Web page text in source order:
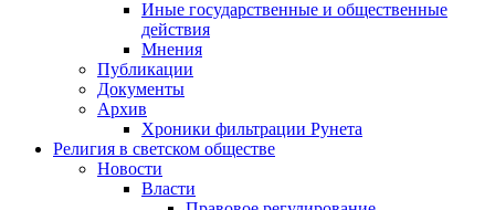
Иные государственные и общественные
действия
Мнения
Публикации
Документы
Архив
Хроники фильтрации Рунета
Религия в светском обществе
Новости
Власти